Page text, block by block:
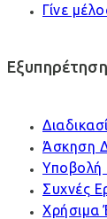
Γίνε
Εξυπηρέτηση
Άσκηση
Υποβολή
Συχνές
Χρήσιμα